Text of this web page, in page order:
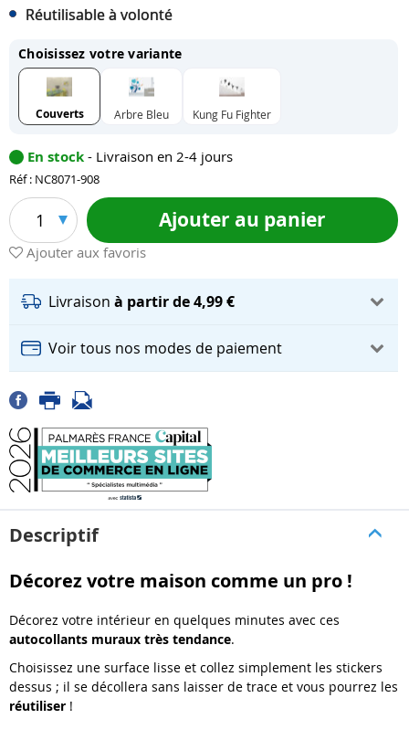
Réutilisable à volonté
Choisissez votre variante
Couverts Arbre Bleu Kung Fu Fighter
En stock - Livraison en 2-4 jours
Réf : NC8071-908
1 Ajouter au panier
Ajouter aux favoris
Livraison à partir de 4,99 €
Voir tous nos modes de paiement
Descriptif
Décorez votre maison comme un pro !
Décorez votre intérieur en quelques minutes avec ces
autocollants muraux très tendance.
Choisissez une surface lisse et collez simplement les stickers
dessus ; il se décollera sans laisser de trace et vous pourrez les
réutiliser !